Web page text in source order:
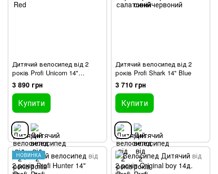
Дитячий велосипед від 2
років Profi Unicorn 14"
Crimson
3 890 грн
Купити
Дитячий велосипед від 2
років Profi Shark 14" Blue
3 710 грн
Купити
НОВИНКА